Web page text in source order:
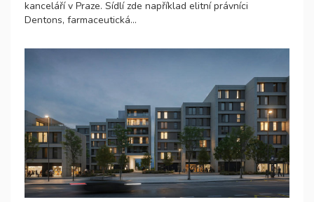
kanceláří v Praze. Sídlí zde například elitní právníci
Dentons, farmaceutická...